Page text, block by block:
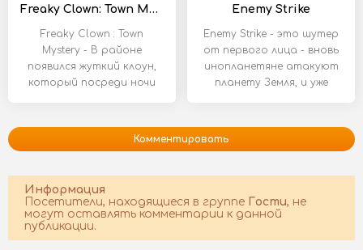
Freaky Clown: Town Mystery
Freaky Clown : Town
Mystery - В районе
появился жуткий клоун,
который посреди ночи
Enemy Strike
Enemy Strike - это шутер
от первого лица - вновь
инопланетяне атакуют
планету Земля, и уже
Комментировать
Информация
Посетители, находящиеся в группе Гости, не
могут оставлять комментарии к данной
публикации.